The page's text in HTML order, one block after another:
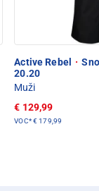
Active Rebel ·
20.20
Muži
€ 129,99
VOC*€ 179,99